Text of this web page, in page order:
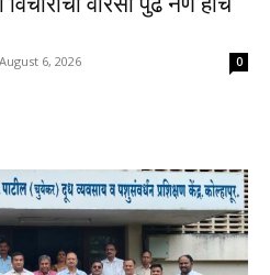
August 6, 2026 0